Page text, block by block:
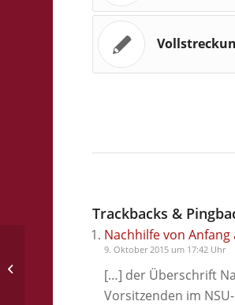
Trackbacks &
Nachhilfe von
9. Oktober 2015 um 17:42 Uhr
[…] der Überschrift
Vorsitzenden im
Fischers Fritze auf Englisch